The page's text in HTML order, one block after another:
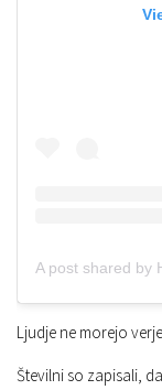
A post shared by
Ljudje ne morejo
Številni so zapisali,